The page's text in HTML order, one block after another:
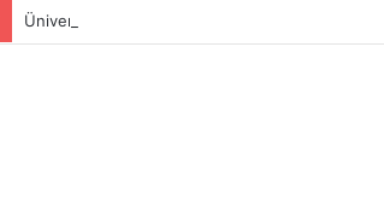
Üniversite Öğrencileri İçin Ekonomik Tatil Rehberi